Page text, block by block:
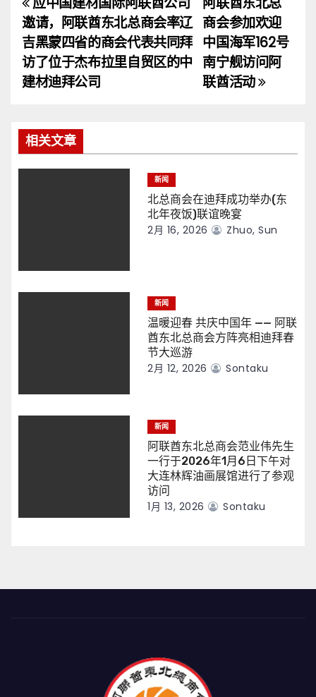
文
章
导
商会参加欢迎
中国海军162号
南宁舰访问阿
联酋活动
邀请，阿联酋东北总商会率辽
吉黑蒙四省的商会代表共同拜
访了位于杰布拉里自贸区的中
建材迪拜公司
相关文章
新闻
北总商会在迪拜成功举办(东
北年夜饭)联谊晚宴
2月 16, 2026 Zhuo, Sun
新闻
温暖迎春 共庆中国年 —— 阿联
酋东北总商会方阵亮相迪拜春
节大巡游
2月 12, 2026 Sontaku
新闻
阿联酋东北总商会范业伟先生
一行于2026年1月6日下午对
大连林辉油画展馆进行了参观
访问
1月 13, 2026 Sontaku